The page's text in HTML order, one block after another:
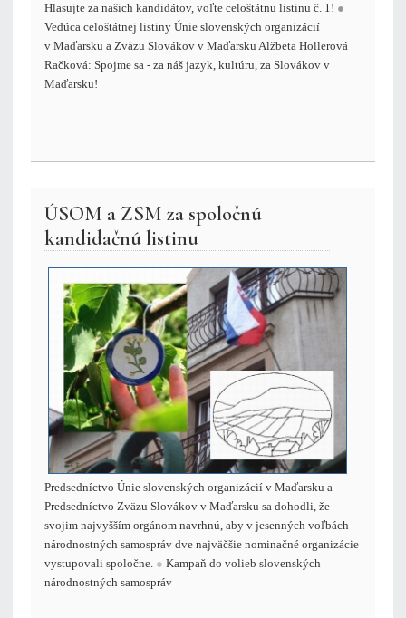
Hlasujte za našich kandidátov, voľte celoštátnu listinu č. 1! ●
Vedúca celoštátnej listiny Únie slovenských organizácií
v Maďarsku a Zväzu Slovákov v Maďarsku Alžbeta Hollerová
Račková: Spojme sa - za náš jazyk, kultúru, za Slovákov v
Maďarsku!
ÚSOM a ZSM za spoločnú
kandidačnú listinu
Predsedníctvo Únie slovenských organizácií v Maďarsku a
Predsedníctvo Zväzu Slovákov v Maďarsku sa dohodli, že
svojim najvyšším orgánom navrhnú, aby v jesenných voľbách
národnostných samospráv dve najväčšie nominačné organizácie
vystupovali spoločne. ● Kampaň do volieb slovenských
národnostných samospráv